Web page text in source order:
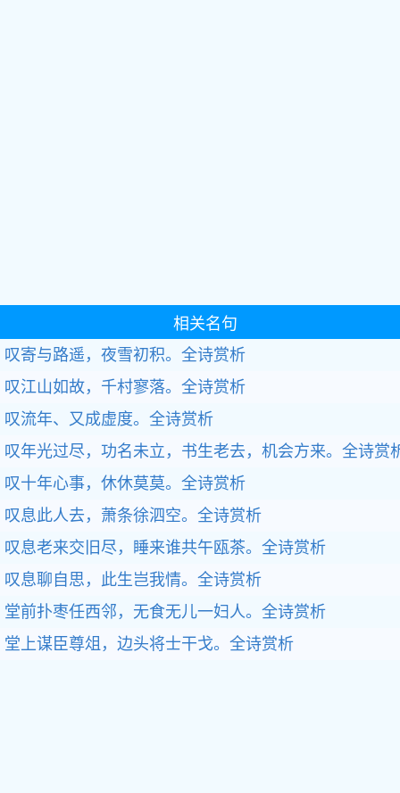
相关名句
叹寄与路遥，夜雪初积。全诗赏析
叹江山如故，千村寥落。全诗赏析
叹流年、又成虚度。全诗赏析
叹年光过尽，功名未立，书生老去，机会方来。全诗赏
叹十年心事，休休莫莫。全诗赏析
叹息此人去，萧条徐泗空。全诗赏析
叹息老来交旧尽，睡来谁共午瓯茶。全诗赏析
叹息聊自思，此生岂我情。全诗赏析
堂前扑枣任西邻，无食无儿一妇人。全诗赏析
堂上谋臣尊俎，边头将士干戈。全诗赏析